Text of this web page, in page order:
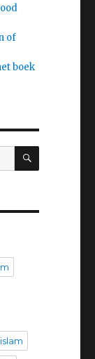
of
boek
ZOEKEN